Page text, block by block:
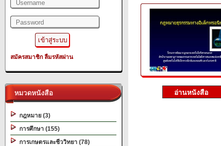
สมัครสมาชิก ลืมรหัสผ่าน
หมวดหนังสือ
กฎหมาย (3)
การศึกษา (155)
การเกษตรและชีววิทยา (78)